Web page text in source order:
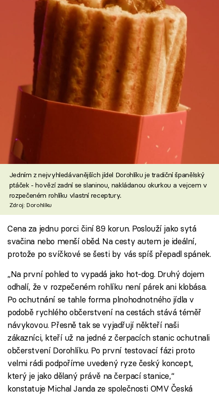
Jedním z nejvyhledávanějších jídel Dorohlíku je tradiční španělský
ptáček - hovězí zadní se slaninou, nakládanou okurkou a vejcem v
rozpečeném rohlíku vlastní receptury.
Zdroj: Dorohlíku
Cena za jednu porci činí 89 korun. Poslouží jako sytá
svačina nebo menší oběd. Na cesty autem je ideální,
protože po svíčkové se šesti by vás spíš přepadl spánek.
„Na první pohled to vypadá jako hot-dog. Druhý dojem
odhalí, že v rozpečeném rohlíku není párek ani klobása.
Po ochutnání se tahle forma plnohodnotného jídla v
podobě rychlého občerstvení na cestách stává téměř
návykovou. Přesně tak se vyjadřují někteří naši
zákazníci, kteří už na jedné z čerpacích stanic ochutnali
občerstvení Dorohlíku. Po první testovací fázi proto
velmi rádi podpoříme uvedený ryze český koncept,
který je jako dělaný právě na čerpací stanice,“
konstatuje Michal Janda ze společnosti OMV Česká